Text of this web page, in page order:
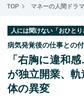
#データ・調査 #資産運
TOP マネーの人間ドラマ
人には聞けない「おひと
病気発覚後の仕事との
「右胸に違和
が独立開業、
体の異変